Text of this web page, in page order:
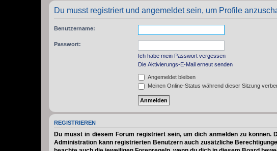
Du musst registriert und angemeldet sein, um Profile
Benutzername:
Passwort:
Ich habe mein Passwort vergessen
Die Aktivierungs-E-Mail erneut senden
Angemeldet bleiben
Meinen Online-Status während dieser Sitzung
REGISTRIEREN
Du musst in diesem Forum registriert sein, um dich anmelden zu
Administration kann registrierten Benutzern auch zusätzliche